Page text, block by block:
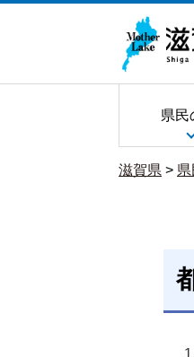
県民
滋賀県 >